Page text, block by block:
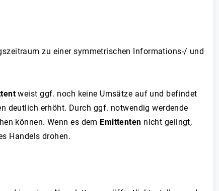
zu einer symmetrischen Informations-/ und
weist ggf. noch keine Umsätze auf und befindet
deutlich erhöht. Durch ggf. notwendig werdende
können. Wenn es dem Emittenten nicht gelingt,
Handels drohen.